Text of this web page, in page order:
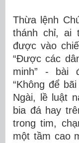
Thừa lệnh
thánh chỉ, ai
được vào
“Được các
minh” - bài
“Không để
Ngài, lề luật
bia đá hay
trong tim,
một tầm cao